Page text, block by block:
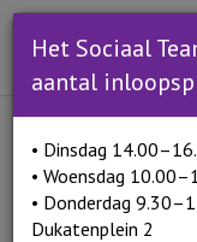
Open en
Menu
Lees voor
Home Stel je
Het Sociaal
aantal
• Dinsdag
• Woensdag
• Donderdag
Dukatenplein 2